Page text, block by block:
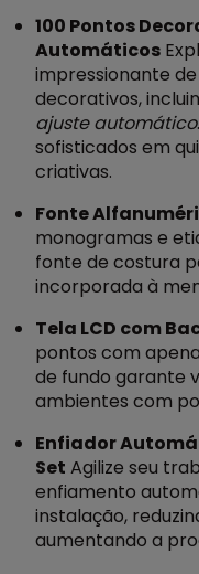
100 Pontos
Automáticos
impressionante
decorativos,
ajuste automático
sofisticados em
criativas.
Fonte
monogramas e
fonte de costura
incorporada à
Tela LCD com
pontos com
de fundo garante
ambientes com
Enfiador
Set Agilize seu
enfiamento
instalação,
aumentando a